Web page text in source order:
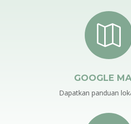

GOOGLE
Dapatkan panduan